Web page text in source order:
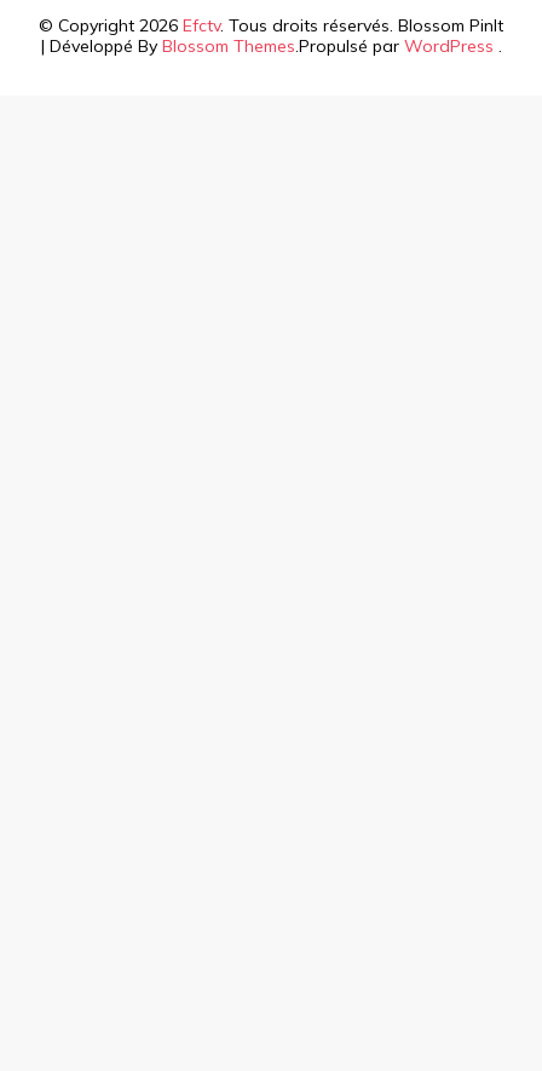
© Copyright 2026 Efctv. Tous droits réservés. Blossom PinIt
| Développé By Blossom Themes.Propulsé par WordPress .